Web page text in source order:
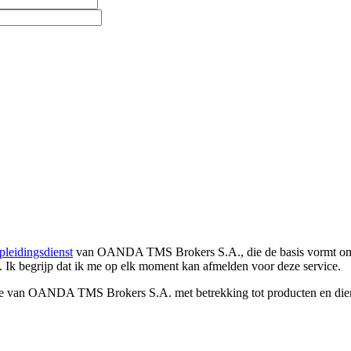
van OANDA TMS Brokers S.A., die de basis vormt
Ik begrijp dat ik me op elk moment kan afmelden voor deze service.
OANDA TMS Brokers S.A. met betrekking tot producten en